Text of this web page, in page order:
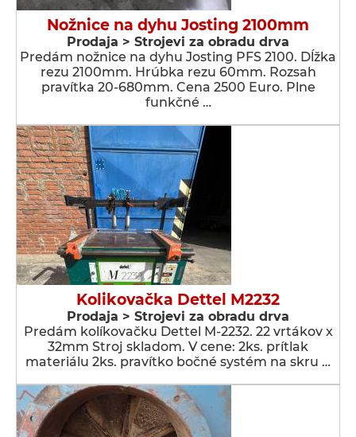
Nožnice na dyhu Josting 2100mm
Prodaja > Strojevi za obradu drva
Predám nožnice na dyhu Josting PFS 2100. Dĺžka
rezu 2100mm. Hrúbka rezu 60mm. Rozsah
pravítka 20-680mm. Cena 2500 Euro. Plne
funkčné …
Kolikovačka Dettel M2232
Prodaja > Strojevi za obradu drva
Predám kolíkovačku Dettel M-2232. 22 vrtákov x
32mm Stroj skladom. V cene: 2ks. prítlak
materiálu 2ks. pravítko bočné systém na skru …